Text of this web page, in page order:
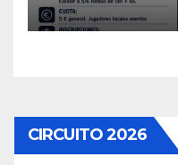
CIRCUITO 2026